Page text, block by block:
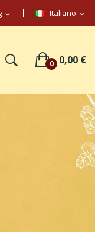
Italiano expand_more
expand_more
0 0,00 €